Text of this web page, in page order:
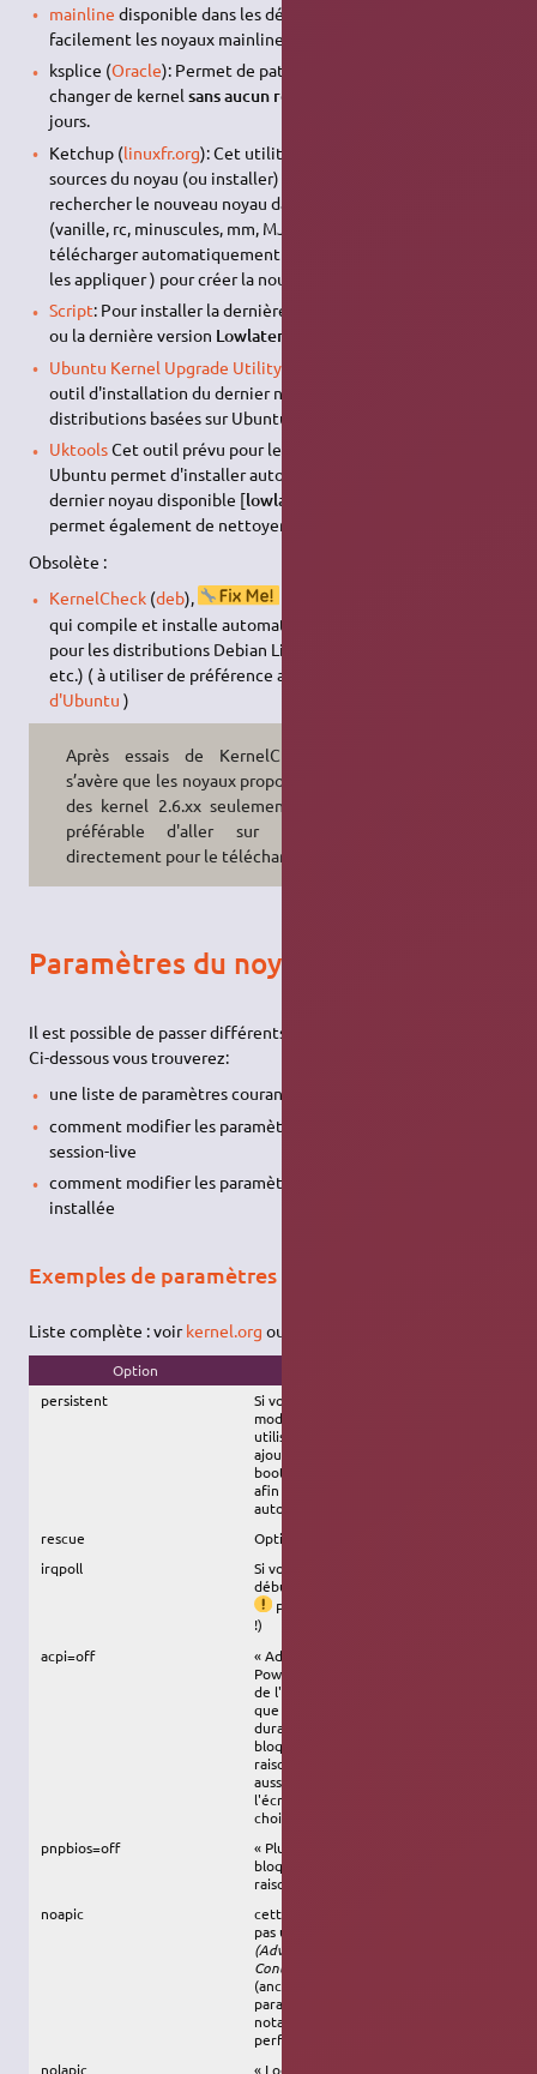
mainline disponible dans les dépôts permet d'installer très
facilement les noyaux mainline (pas les versions rc).
ksplice (Oracle): Permet de patcher, de mettre à jour, et de
changer de kernel sans aucun reboot
jours.
Ketchup (linuxfr.org): Cet utilitaire peut mettre à jour les
sources du noyau (ou installer) automatiquement. Il peut
rechercher le nouveau noyau dans de nombreux arbres
(vanille, rc, minuscules, mm, MJB, etc.) Il peut aussi
télécharger automatiquement les correctifs nécessaires (et
les appliquer ) pour créer la nouvelle version.
Script: Pour installer la dernière version
ou la dernière version Lowlatency
Ubuntu Kernel Upgrade Utility(
outil d'installation du dernier noyau Linux principal sur les
distributions basées sur Ubuntu.
UktoolsCet outil prévu pour les distributions basées sur
Ubuntu permet d'installer automatiquement (
dernier noyau disponible [lowlatency
permet également de nettoyer les anciens noyaux.
Obsolète :
KernelCheck(deb),
qui compile et installe automatiquement le dernier noyau
pour les distributions Debian Linux (Debian, Ubuntu, Mint,
etc.) ( à utiliser de préférence avec la dernière
d'Ubuntu )
Après essais de KernelCheck, il
s’avère que les noyaux proposés sont
des kernel 2.6.xx seulement. Il est
préférable d'aller sur le site
directement pour le télécharger.
Paramètres du noyau
Il est possible de passer différents paramètres au noyau Linux.
Ci-dessous vous trouverez:
une liste de paramètres courants
comment modifier les paramètres du noyau pour une
session-live
comment modifier les paramètres du noyau pour une session
installée
Exemples de paramètres pour le noyau linux
Liste complète : voirkernel.org ou le
Option
persistent
Si votre clé
mode persistant et qu'elle est
utilisée en EFI, cette option est à
ajouter, sauf à modifier les menus de
boot au moment de la fabrication
afin de l'inclure comme cela est fait
automatiquement en mode légacy.
rescue
Option de sauvetage de base
irqpoll
Si votre CD-ROM se bloque vers le
début de l'installation, essayez ça. (
Perte de performances possibles
!)
acpi=off
« Advanced Configuration and
Power Interface ». C'est une gestion
de l'énergie avancée, et il se peut
que cela pose quelques problèmes
durant la phase d'installation. Si vous
bloquez en pleine installation sans
raisons apparente, essayez ça. Peut
aussi résoudre le problème de
l'écran noir immédiatement après le
choix 'essayer avant d'installer'
pnpbios=off
« Plug And Play Bios ». Si vous
bloquez en pleine installation sans
raisons apparente, essayez ça.
noapic
cette commande dit au noyau de ne
pas utiliser le chip « APIC »
(Advanced Programmable Interrupt
Controller)
(anciennes) requièrent ce
paramètre. D'autres en ont besoin,
notamment pour améliorer les
performances de l'
nolapic
« Local APIC ».